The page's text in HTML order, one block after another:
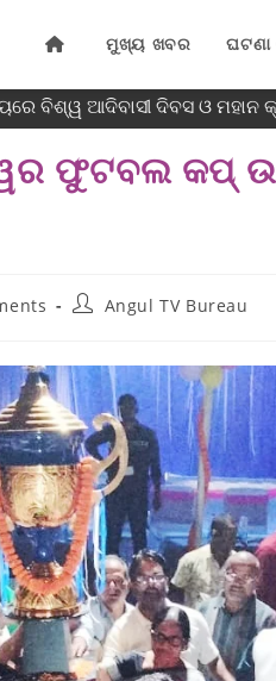
ମୁଖ୍ୟ ଖବର ଘଟଣା
ବିଶ୍ୱ ଆଦିବାସୀ ଦିବସ ଓ ମହାନ
ଫୁଟବଲ କପ୍
Angul TV Bureau